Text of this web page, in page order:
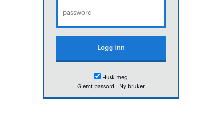
Husk meg
Glemt passord
Ny bruker